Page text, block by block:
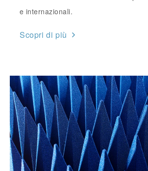
e internazionali.
Scopri di più